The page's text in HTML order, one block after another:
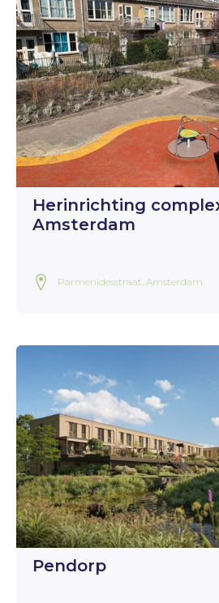
Herinrichting
Amsterdam
Parmenidesstraat, Amsterdam
Pendorp